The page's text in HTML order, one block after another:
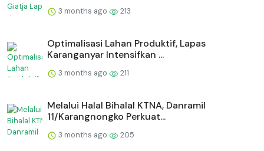
3 months ago 213
Optimalisasi Lahan Produktif, Lapas
Karanganyar Intensifkan ...
3 months ago 211
Melalui Halal Bihalal KTNA, Danramil
11/Karangnongko Perkuat...
3 months ago 205